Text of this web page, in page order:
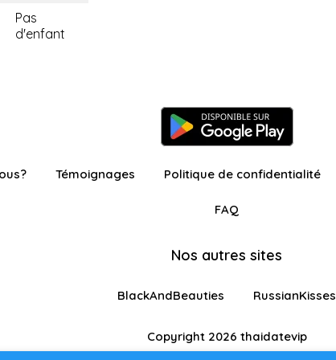
Pas
d'enfant
Témoignages Politique de confidentialité
FAQ
Nos autres sites
BlackAndBeauties RussianKisses
Copyright 2026 thaidatevip